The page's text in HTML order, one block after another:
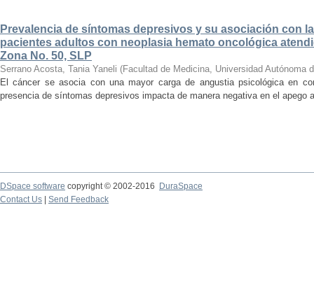
Prevalencia de síntomas depresivos y su asociación con
pacientes adultos con neoplasia hemato oncológica
Zona No. 50, SLP
Serrano Acosta, Tania Yaneli (Facultad de Medicina, Universidad Autónoma
El cáncer se asocia con una mayor carga de angustia psicológica en
presencia de síntomas depresivos impacta de manera negativa en el
DSpace software copyright © 2002-2016
DuraSpace
Contact Us
Send Feedback